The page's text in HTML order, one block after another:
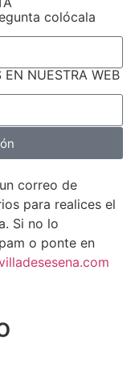
colócala
EN NUESTRA WEB
correo de
para realices el
Si no lo
o ponte en